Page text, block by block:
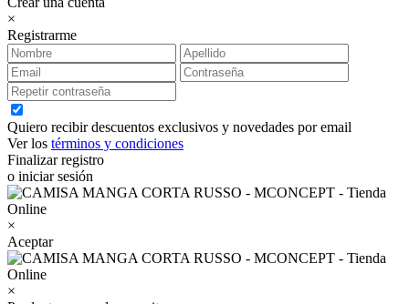
×
Registrarme
Quiero recibir descuentos exclusivos y novedades por email
Ver los términos y condiciones
Finalizar registro
o iniciar sesión
×
Aceptar
×